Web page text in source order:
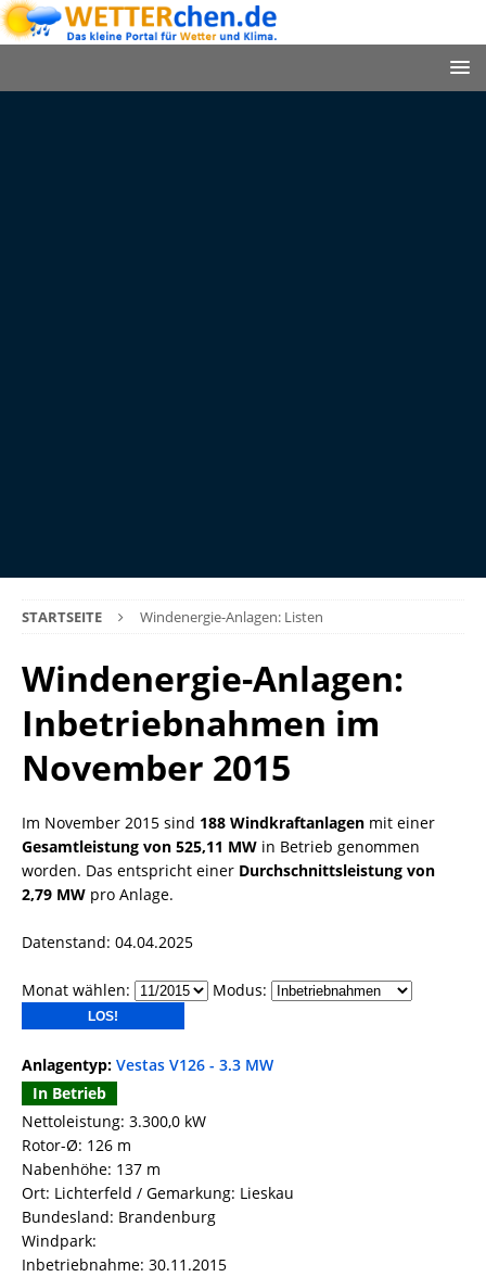
STARTSEITE Windenergie-Anlagen: Listen
Windenergie-Anlagen:
Inbetriebnahmen im
November 2015
Im November 2015 sind 188 Windkraftanlagen mit einer
Gesamtleistung von 525,11 MW in Betrieb genommen
worden. Das entspricht einer Durchschnittsleistung von
2,79 MW pro Anlage.
Datenstand: 04.04.2025
Monat wählen: Modus:
Anlagentyp: Vestas V126 - 3.3 MW
In Betrieb
Nettoleistung: 3.300,0 kW
Rotor-Ø: 126 m
Nabenhöhe: 137 m
Ort: Lichterfeld / Gemarkung: Lieskau
Bundesland: Brandenburg
Windpark:
Inbetriebnahme: 30.11.2015